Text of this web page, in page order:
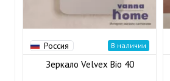
Россия В наличии
Зеркало Velvex Bio 40